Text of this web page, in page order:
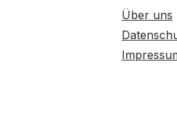
Über uns